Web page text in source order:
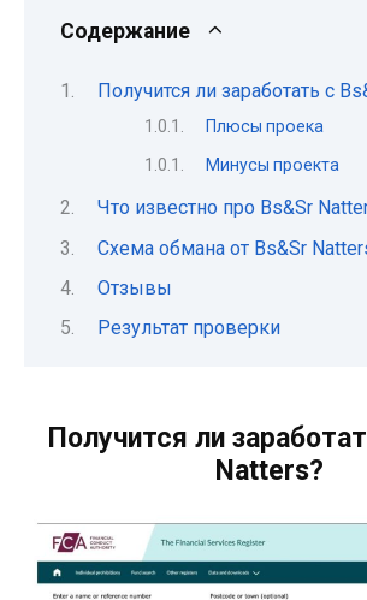
Содержание
Получится ли заработать с
Плюсы проека
Минусы проекта
Что известно про Bs&Sr
Схема обмана от Bs&Sr
Отзывы
Результат проверки
Получится ли
Natters?